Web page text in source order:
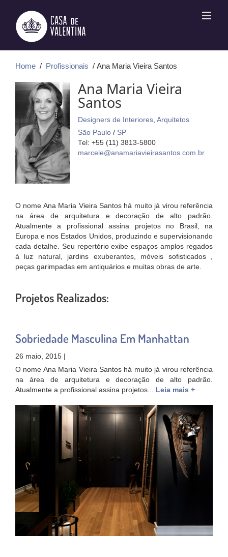
conteúdo
Home / Profissionais / Ana Maria Vieira Santos
Ana Maria Vieira
Santos
Designers de Interiores Arquitetos
São Paulo / SP
Tel: +55 (11) 3813-5800
marcele@anamariavieirasantos.com.br
O nome Ana Maria Vieira Santos há muito já virou referência
na área de arquitetura e decoração de alto padrão.
Atualmente a profissional assina projetos no Brasil, na
Europa e nos Estados Unidos, produzindo e supervisionando
cada detalhe. Seu repertório exibe espaços amplos regados
à luz natural, jardins exuberantes, móveis sofisticados ,
peças garimpadas em antiquários e muitas obras de arte.
Projetos Realizados:
Sobriedade Masculina Em Manhattan
26 maio, 2015 |
O nome Ana Maria Vieira Santos há muito já virou referência
na área de arquitetura e decoração de alto padrão.
Atualmente a profissional assina projetos... Leia mais +